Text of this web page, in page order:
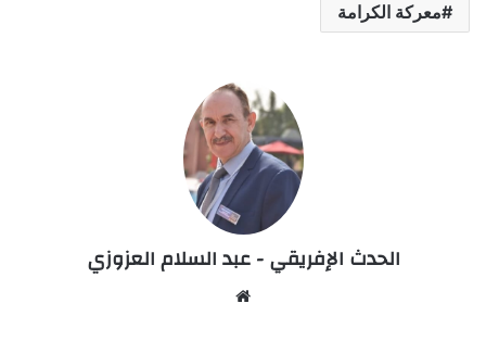
معركة الكرامة
الحدث الإفريقي - عبد السلام العزوزي